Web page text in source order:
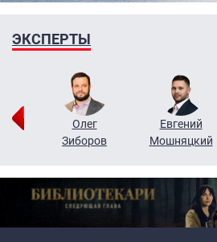
ЭКСПЕРТЫ
Олег
Зиборов
Евгений
Мошняцкий